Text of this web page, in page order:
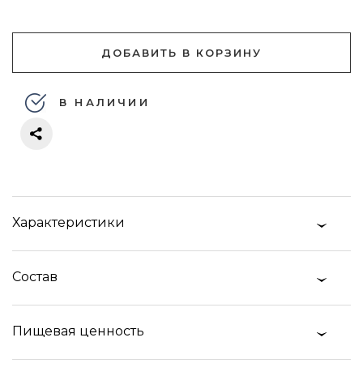
ДОБАВИТЬ В КОРЗИНУ
В НАЛИЧИИ
Характеристики
Состав
Пищевая ценность